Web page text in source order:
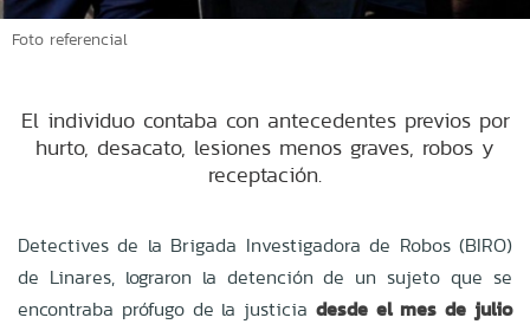
Foto referencial
El individuo contaba con antecedentes previos por
hurto, desacato, lesiones menos graves, robos y
receptación.
Detectives de la Brigada Investigadora de Robos (BIRO)
de Linares, lograron la detención de un sujeto que se
encontraba prófugo de la justicia desde el mes de julio